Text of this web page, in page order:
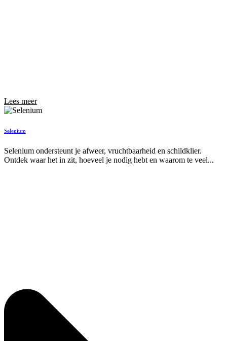
Lees meer
Selenium
Selenium ondersteunt je afweer, vruchtbaarheid en schildklier.
Ontdek waar het in zit, hoeveel je nodig hebt en waarom te veel...